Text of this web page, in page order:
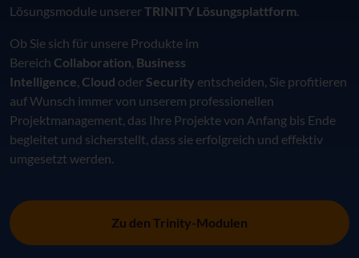
Lösungsmodule unsererTRINITY Lösungsplattform
Ob Sie sich für unsere Produkte im
Bereich Collaboration Business
Intelligence Cloud oder Security entscheiden, Sie profitieren
auf Wunsch immer von unserem professionellen
Projektmanagement, das Ihre Projekte von Anfang bis Ende
begleitet und sicherstellt, dass sie erfolgreich und effektiv
umgesetzt werden.
Zu den Trinity-Modulen